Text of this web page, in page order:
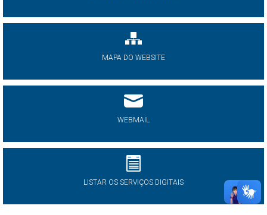
MAPA DO WEBSITE
WEBMAIL
LISTAR OS SERVIÇOS DIGITAIS